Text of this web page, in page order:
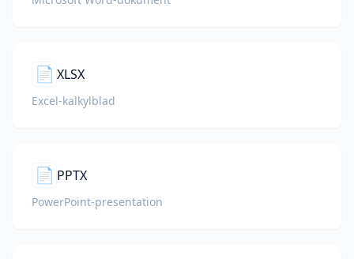
📄 XLSX
Excel-kalkylblad
📄 PPTX
PowerPoint-presentation